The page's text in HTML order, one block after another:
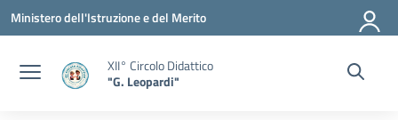
Vai ai contenuti
Vai al menu di navigazione
Vai al footer
Ministero dell'Istruzione e del Merito
XII° Circolo Didattico
"G. Leopardi"